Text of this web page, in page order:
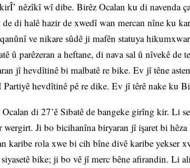
nêzîkî wî dibe. Birêz Ocalan ku di navenda
di halê hazir de xwedî wan mercan nîne ku
ve nikare sûdê ji mafên statuya
û parêzeran a heftane, di nava sal û nîvekê de
jî hevdîtinê bi malbatê re bike. Ev jî têne
hevdîtinê pê re dike. Ev jî têrê nake ku
di 27’ê Sibatê de bangeke girîng kir. Li
wergirt. Ji bo bicihanîna biryaran jî işaret bi
karibe rola xwe bi cih bîne divê karibe yekser
bike; ji bo vê jî merc bêne afirandin. Li